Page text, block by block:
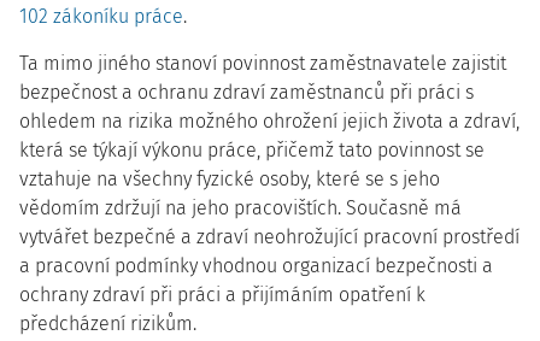
102 zákoníku práce.
Ta mimo jiného stanoví povinnost zaměstnavatele zajistit
bezpečnost a ochranu zdraví zaměstnanců při práci s
ohledem na rizika možného ohrožení jejich života a zdraví,
která se týkají výkonu práce, přičemž tato povinnost se
vztahuje na všechny fyzické osoby, které se s jeho
vědomím zdržují na jeho pracovištích. Současně má
vytvářet bezpečné a zdraví neohrožující pracovní prostředí
a pracovní podmínky vhodnou organizací bezpečnosti a
ochrany zdraví při práci a přijímáním opatření k
předcházení rizikům.